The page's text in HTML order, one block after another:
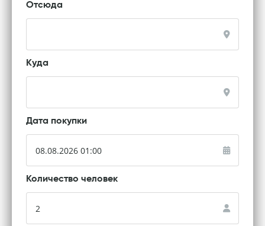
Отсюда
Куда
Дата покупки
Количество человек